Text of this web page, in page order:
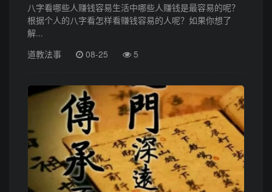
八字看哪些人赚钱容易生活中哪些人赚钱是最容易的呢？
根据个人的八字看怎样看赚钱容易的人呢？如果你想了
解...
道教法事
08-25 5